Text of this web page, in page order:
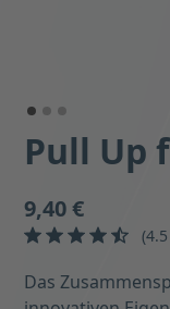
Pull Up
9,40 €
Das